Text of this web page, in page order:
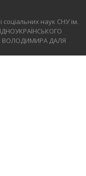
наук СНУ ім.
ВОЛОДИМИРА ДАЛЯ